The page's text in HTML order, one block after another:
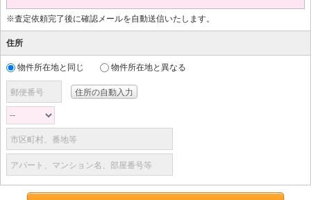
※査定依頼完了後に確認メールを自動送信いたします。
住所
物件所在地と同じ 物件所在地と異なる
郵便番号
市区町村、番地等
アパート、マンション名、部屋番号等